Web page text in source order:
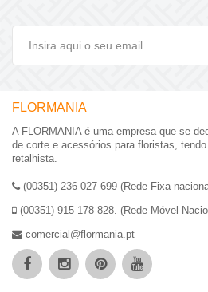
FLORMANIA
A FLORMANIA é uma empresa que se
de corte e acessórios para floristas,
retalhista.
(00351) 236 027 699 (Rede Fixa
(00351) 915 178 828. (Rede Móvel
comercial@flormania.pt